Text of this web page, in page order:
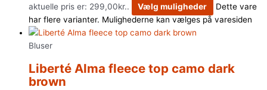
aktuelle pris er: 299,00kr..
Vælg muligheder
Dette vare
har flere varianter. Mulighederne kan vælges på varesiden
Bluser
Liberté Alma fleece top camo dark
brown